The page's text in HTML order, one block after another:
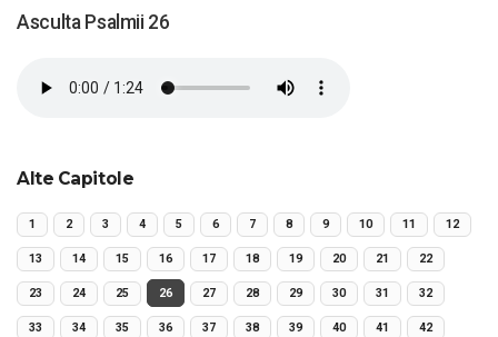
Asculta Psalmii 26
Alte Capitole
1 2 3 4 5 6 7 8 9 10 11 12
13 14 15 16 17 18 19 20 21 22
23 24 25 26 27 28 29 30 31 32
33 34 35 36 37 38 39 40 41 42